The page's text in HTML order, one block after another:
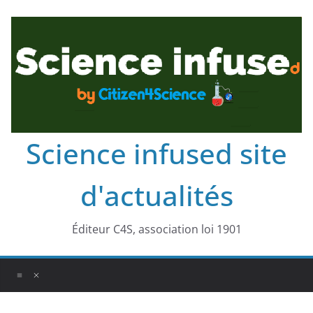
Science infused site
d'actualités
Éditeur C4S, association loi 1901